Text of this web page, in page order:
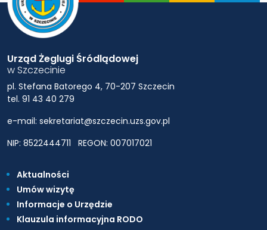
Urząd Żeglugi Śródlądowej
w Szczecinie
pl. Stefana Batorego 4, 70-207 Szczecin
tel. 91 43 40 279
e-mail: sekretariat@szczecin.uzs.gov.pl
NIP: 8522444711
REGON: 007017021
Aktualności
Umów wizytę
Informacje o Urzędzie
Klauzula informacyjna RODO